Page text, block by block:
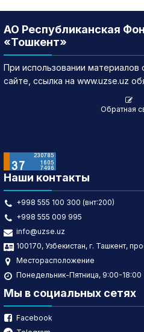
АО Республиканская
«Тошкент»
При использовании материалов
сайте, ссылка на www.uzse.uz
Обратная
Наши контакты
+998 555 100 300 (внт:200)
+998 555 009 995
info@uzse.uz
100170, Узбекистан, г. Ташкент,
Месторасположение
Понедельник-Пятница, 9:00-18:00
Мы в социальных сетях
Facebook